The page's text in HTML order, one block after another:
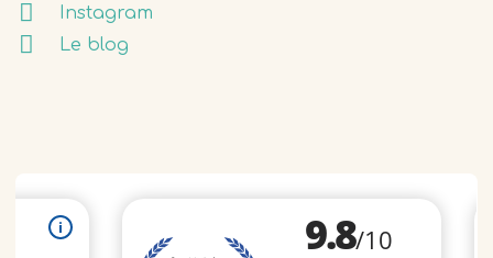
Instagram
Le blog